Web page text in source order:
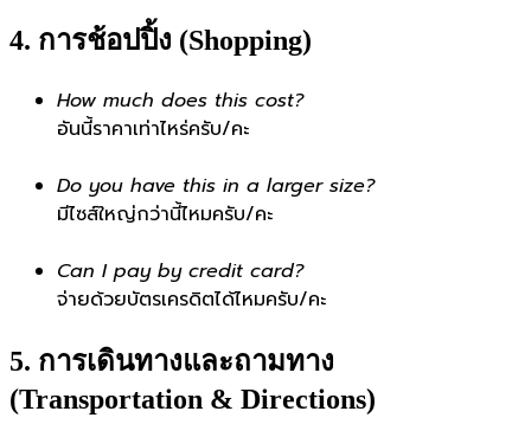
4. การช้อปปิ้ง (Shopping)
How much does this cost?
อันนี้ราคาเท่าไหร่ครับ/คะ
Do you have this in a larger size?
มีไซส์ใหญ่กว่านี้ไหมครับ/คะ
Can I pay by credit card?
จ่ายด้วยบัตรเครดิตได้ไหมครับ/คะ
5. การเดินทางและถามทาง
(Transportation & Directions)